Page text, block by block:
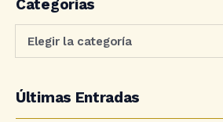
Categorías
Últimas Entradas